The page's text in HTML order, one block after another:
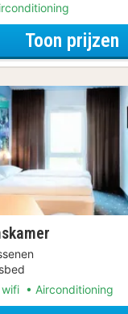
Toon prijzen
wifi Airconditioning